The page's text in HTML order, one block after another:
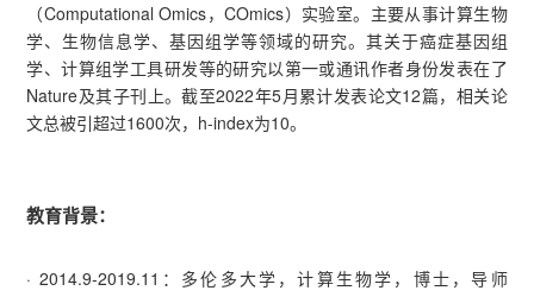
（Computational Omics，COmics）实验室。主要从事计算生物
学、生物信息学、基因组学等领域的研究。其关于癌症基因组
学、计算组学工具研发等的研究以第一或通讯作者身份发表在了
Nature及其子刊上。截至2022年5月累计发表论文12篇，相关论
文总被引超过1600次，h-index为10。
教育背景：
· 2014.9-2019.11：多伦多大学，计算生物学，博士，导师